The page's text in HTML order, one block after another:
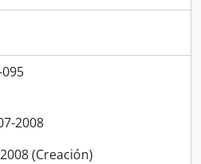
2008
(Creación)